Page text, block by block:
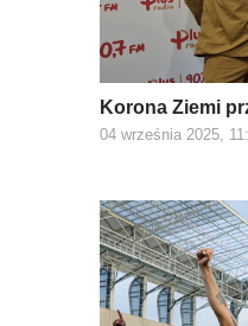
Korona Ziemi
04 września 2025,